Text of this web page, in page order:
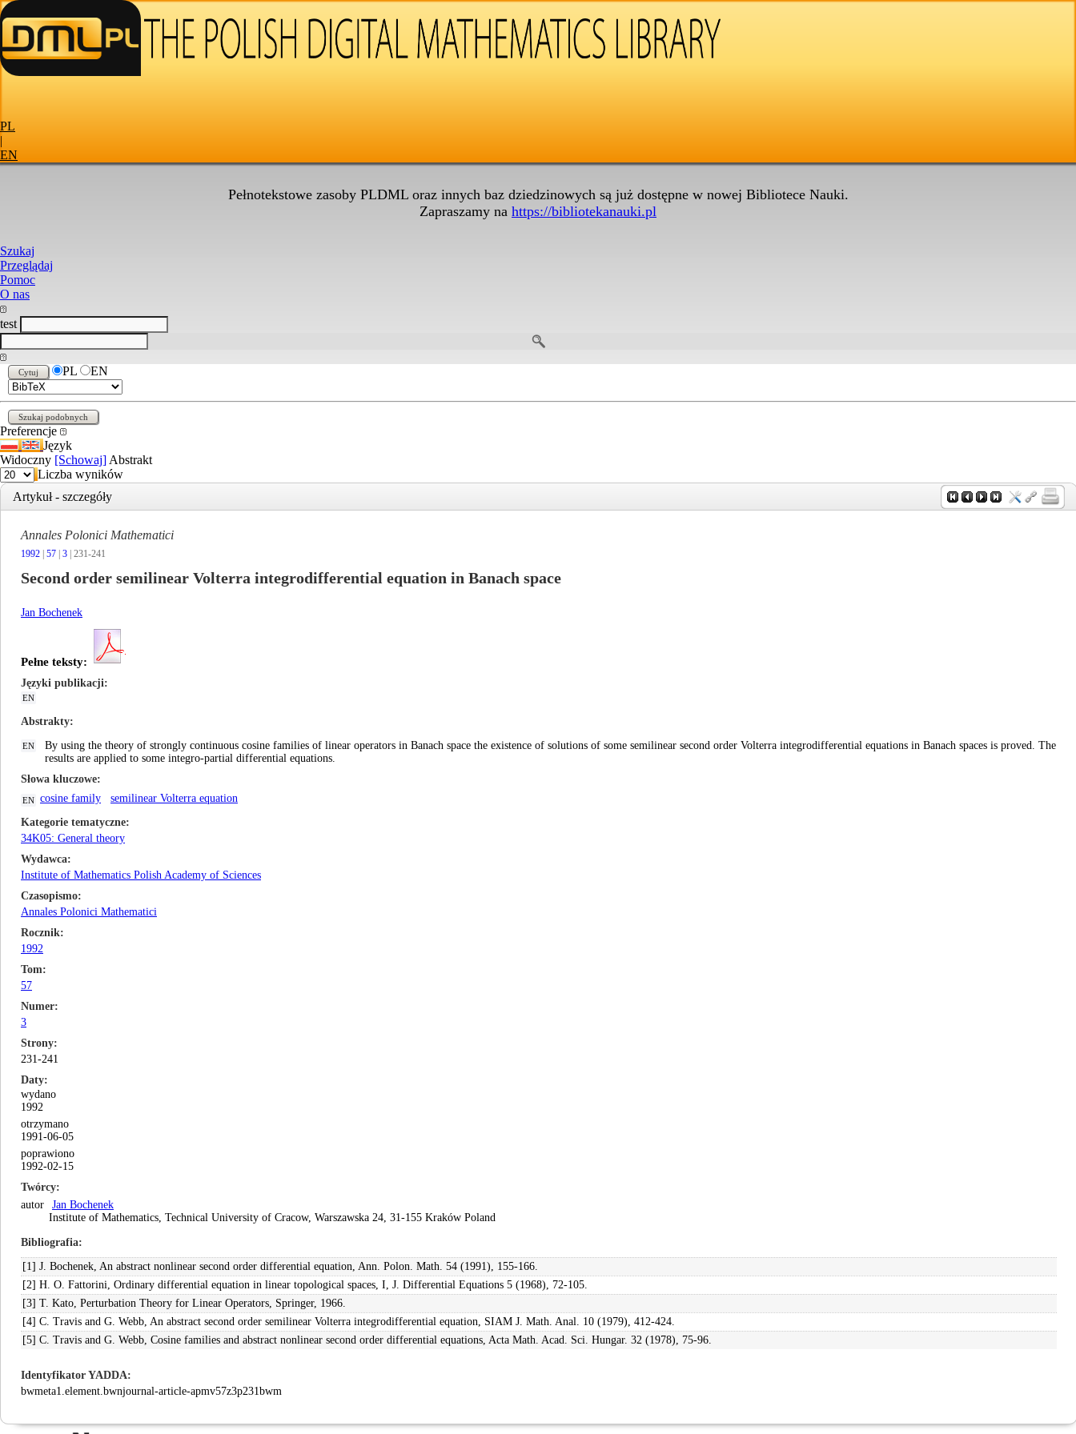
PL
|
EN
Pełnotekstowe zasoby PLDML oraz innych baz dziedzinowych są już dostępne w nowej Bibliotece Nauki.
Zapraszamy na https://bibliotekanauki.pl
Szukaj
Przeglądaj
Pomoc
O nas
test
PL EN
Preferencje
Język
Widoczny [Schowaj] Abstrakt
Liczba wyników
Artykuł - szczegóły
Annales Polonici Mathematici
1992 57 3 | 231-241
Second order semilinear Volterra integrodifferential equation in Banach space
Jan Bochenek
Pełne teksty:
Języki publikacji
EN
Abstrakty
EN
By using the theory of strongly continuous cosine families of linear operators in Banach space the existence of solutions of some semilinear second order Volterra integrodifferential equations in Banach spaces is proved. The
results are applied to some integro-partial differential equations.
Słowa kluczowe
EN cosine family
semilinear Volterra equation
Kategorie tematyczne
34K05: General theory
Wydawca
Institute of Mathematics Polish Academy of Sciences
Czasopismo
Annales Polonici Mathematici
Rocznik
1992
Tom
57
Numer
3
Strony
231-241
Daty
wydano
1992
otrzymano
1991-06-05
poprawiono
1992-02-15
Twórcy
autor
Jan Bochenek
Institute of Mathematics, Technical University of Cracow, Warszawska 24, 31-155 Kraków Poland
Bibliografia
[1] J. Bochenek, An abstract nonlinear second order differential equation, Ann. Polon. Math. 54 (1991), 155-166.
[2] H. O. Fattorini, Ordinary differential equation in linear topological spaces, I, J. Differential Equations 5 (1968), 72-105.
[3] T. Kato, Perturbation Theory for Linear Operators, Springer, 1966.
[4] C. Travis and G. Webb, An abstract second order semilinear Volterra integrodifferential equation, SIAM J. Math. Anal. 10 (1979), 412-424.
[5] C. Travis and G. Webb, Cosine families and abstract nonlinear second order differential equations, Acta Math. Acad. Sci. Hungar. 32 (1978), 75-96.
Identyfikator YADDA
bwmeta1.element.bwnjournal-article-apmv57z3p231bwm